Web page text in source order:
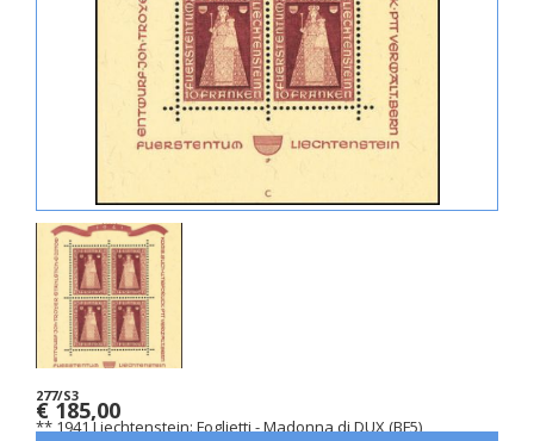
277/S3
** 1941 Liechtenstein: Foglietti - Madonna di DUX (BF5)
€ 185,00